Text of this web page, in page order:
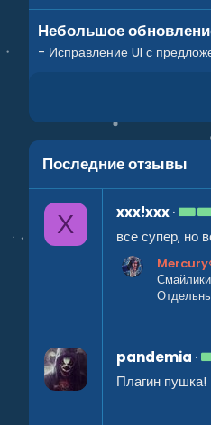
Небольшое
- Исправление UI с
Последние отзывы
X xxx!xxx
все супер, но
Mercury
pandemia
Плагин пушка!